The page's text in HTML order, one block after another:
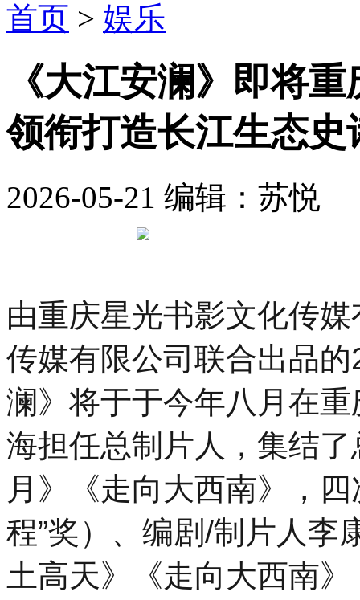
首页 > 娱乐
《大江安澜》即将
领衔打造长江生态史
2026-05-21 编辑：苏悦
由重庆星光书影文化传
传媒有限公司联合出品
澜》将于于今年八月在
海担任总制片人，集结
月》《走向大西南》，
程”奖）、编剧/制片人李
土高天》《走向大西南